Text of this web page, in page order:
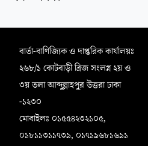
বার্তা-বাণিজ্যিক ও দাপ্তরিক কার্যালয়ঃ
২৬৮/১ কোটবাড়ী ব্রিজ সংলগ্ন ২য় ও
৩য় তলা আব্দুল্লাহপুর উত্তরা ঢাকা
-১২৩০
মোবাইলঃ ০১৫৫৪২৩২১০৫,
০১৮১১৩১১৭৩৯, ০১৭১৯৬৮১৬৯১